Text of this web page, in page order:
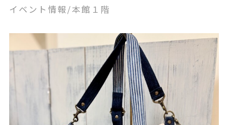
イベント情報/本館１階